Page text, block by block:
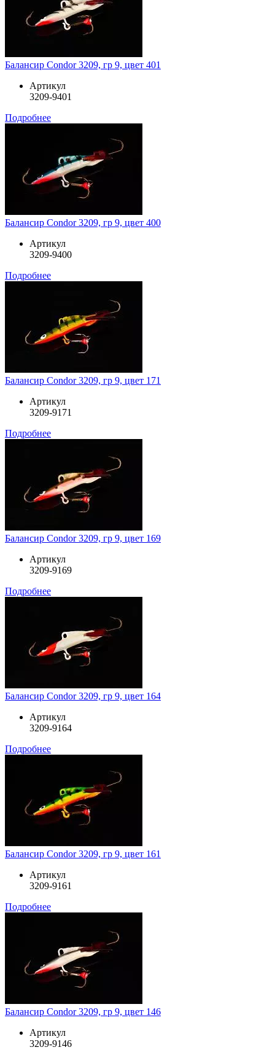
Балансир Condor 3209, гр 9, цвет 401
Артикул
3209-9401
Подробнее
Балансир Condor 3209, гр 9, цвет 400
Артикул
3209-9400
Подробнее
Балансир Condor 3209, гр 9, цвет 171
Артикул
3209-9171
Подробнее
Балансир Condor 3209, гр 9, цвет 169
Артикул
3209-9169
Подробнее
Балансир Condor 3209, гр 9, цвет 164
Артикул
3209-9164
Подробнее
Балансир Condor 3209, гр 9, цвет 161
Артикул
3209-9161
Подробнее
Балансир Condor 3209, гр 9, цвет 146
Артикул
3209-9146